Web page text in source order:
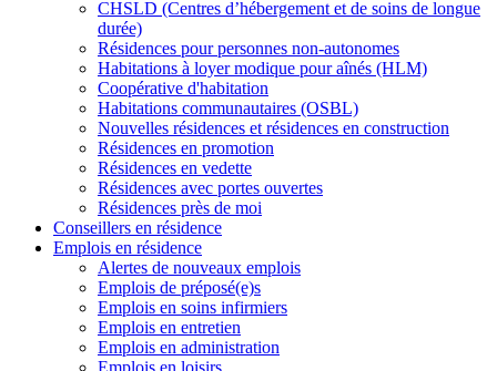
CHSLD (Centres d’hébergement et de soins de longue
durée)
Résidences pour personnes non-autonomes
Habitations à loyer modique pour aînés (HLM)
Coopérative d'habitation
Habitations communautaires (OSBL)
Nouvelles résidences et résidences en construction
Résidences en promotion
Résidences en vedette
Résidences avec portes ouvertes
Résidences près de moi
Conseillers en résidence
Emplois en résidence
Alertes de nouveaux emplois
Emplois de préposé(e)s
Emplois en soins infirmiers
Emplois en entretien
Emplois en administration
Emplois en loisirs